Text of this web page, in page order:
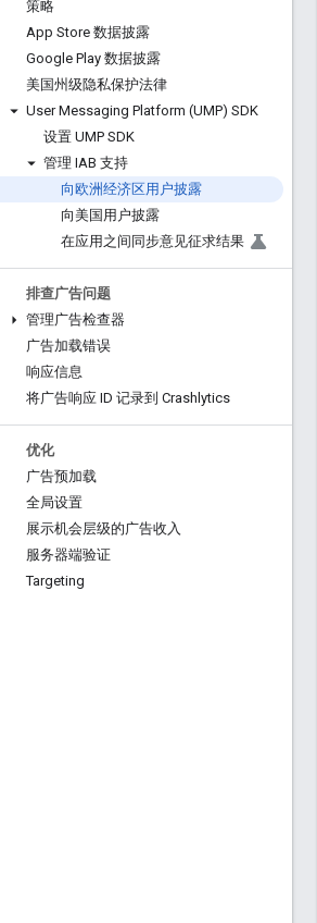
策略
App Store 数据披露
Google Play 数据披露
美国州级隐私保护法律
User Messaging Platform (UMP) SDK
设置 UMP SDK
管理 IAB 支持
向欧洲经济区用户披露
向美国用户披露
在应用之间同步意见征求结果
排查广告问题
管理广告检查器
广告加载错误
响应信息
将广告响应 ID 记录到 Crashlytics
优化
广告预加载
全局设置
展示机会层级的广告收入
服务器端验证
Targeting